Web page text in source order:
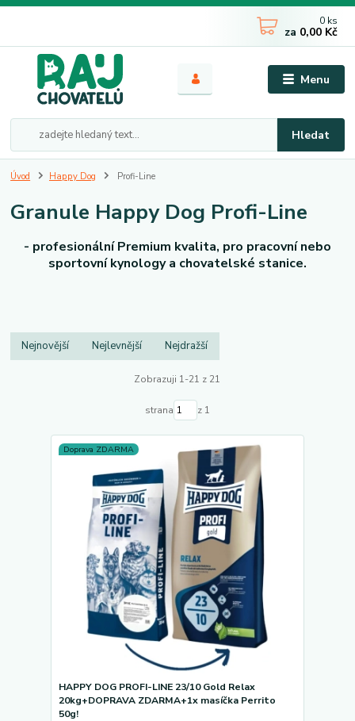
Menu
Hledat
0 ks
za 0,00 Kč
Úvod Happy Dog Profi-Line
Granule Happy Dog Profi-Line
- profesionální Premium kvalita, pro pracovní nebo
sportovní kynology a chovatelské stanice.
Nejnovější Nejlevnější Nejdražší
Zobrazuji 1-21 z 21
strana z 1
Doprava ZDARMA
HAPPY DOG PROFI-LINE 23/10 Gold Relax
20kg+DOPRAVA ZDARMA+1x masíčka Perrito
50g!